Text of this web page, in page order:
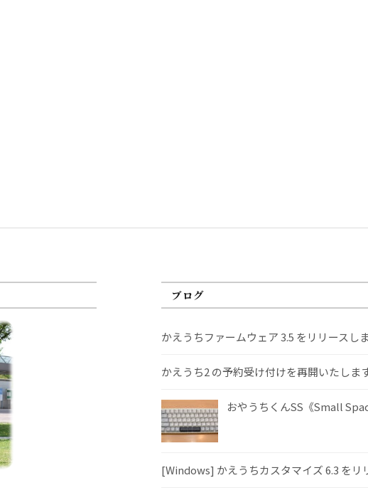
ブログ
かえうちファームウェア 3.5 をリリースし
かえうち2 の予約受け付けを再開いたしま
おやうちくんSS《Small
[Windows] かえうちカスタマイズ 6.3 をリ